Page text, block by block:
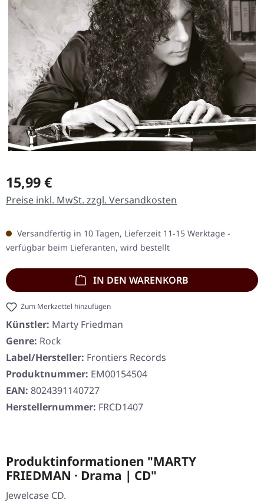
Regulärer Preis:
15,99 €
Preise inkl. MwSt. zzgl. Versandkosten
Versandfertig in 10 Tagen, Lieferzeit 11-15 Werktage -
verfügbar beim Lieferanten, wird bestellt
IN DEN WARENKORB
Zum Merkzettel hinzufügen
Künstler: Marty Friedman
Genre: Rock
Label/Hersteller: Frontiers Records
Produktnummer: EM00154504
EAN: 8024391140727
Herstellernummer: FRCD1407
Produktinformationen "MARTY
FRIEDMAN · Drama | CD"
Jewelcase CD.